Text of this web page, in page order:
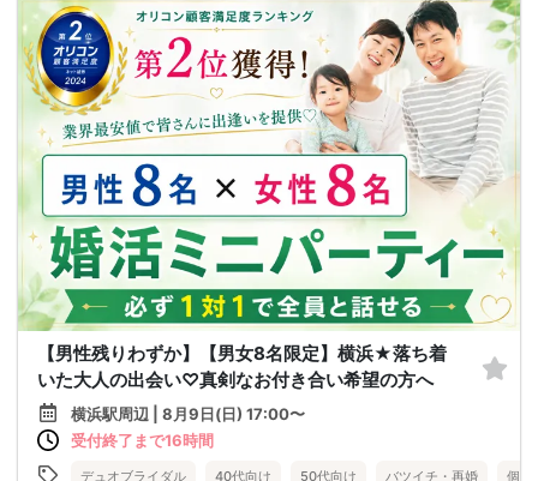
【男性残りわずか】【男女8名限定】横浜★落ち着
いた大人の出会い♡真剣なお付き合い希望の方へ
横浜駅周辺 | 8月9日(日) 17:00〜
受付終了まで16時間
デュオブライダル 40代向け 50代向け バツイチ・再婚 個室